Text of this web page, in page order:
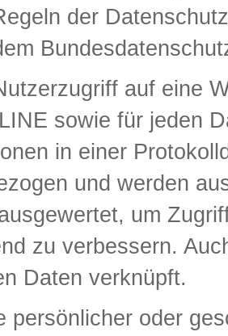
der
auf eine
sowie für jeden
in einer
und werden
um
zu verbessern.
Daten verknüpft.
persönlicher oder